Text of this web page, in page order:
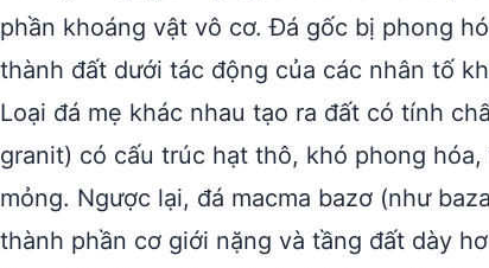
phần khoáng vật vô cơ. Đá gốc bị phong
thành đất dưới tác động của các nhân tố
Loại đá mẹ khác nhau tạo ra đất có tính
granit) có cấu trúc hạt thô, khó phong
mỏng. Ngược lại, đá macma bazơ (như
thành phần cơ giới nặng và tầng đất dày